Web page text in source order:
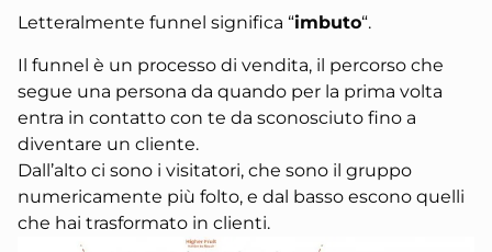
Letteralmente funnel significa “imbuto“.
Il funnel è un processo di vendita, il percorso che
segue una persona da quando per la prima volta
entra in contatto con te da sconosciuto fino a
diventare un cliente.
Dall’alto ci sono i visitatori, che sono il gruppo
numericamente più folto, e dal basso escono quelli
che hai trasformato in clienti.